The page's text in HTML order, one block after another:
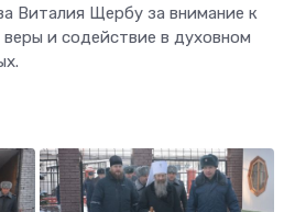
Виталия Щербу за внимание к
и содействие в духовном